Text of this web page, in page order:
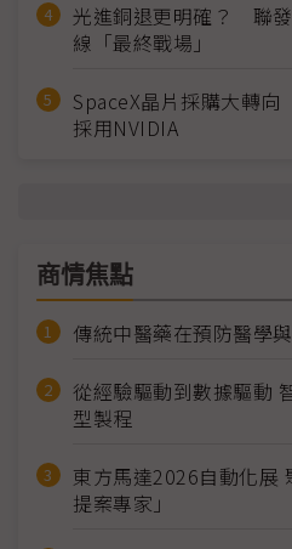
光進銅退更明確？ 聯
線「最終戰場」
SpaceX晶片採購大轉
採用NVIDIA
商情焦點
傳統中醫藥在預防醫學
從經驗驅動到數據驅動
型製程
東方馬達2026自動化展
提案專家」